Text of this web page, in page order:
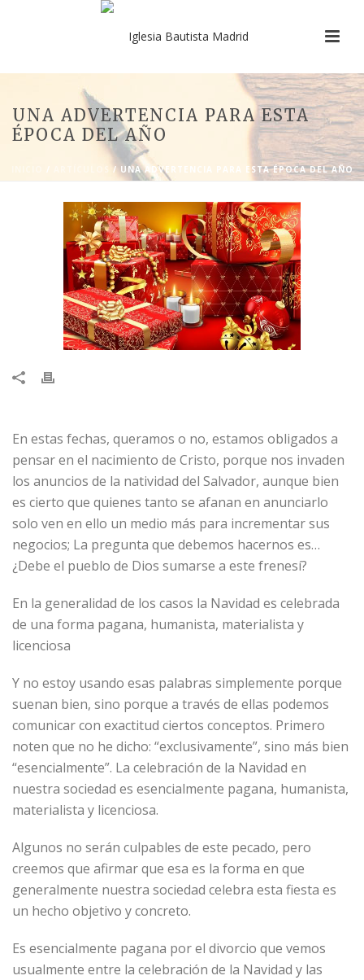
UNA ADVERTENCIA PARA ESTA
ÉPOCA DEL AÑO
/ / UNA ADVERTENCIA PARA ESTA ÉPOCA DEL AÑO
​En estas fechas, queramos o no, estamos obligados a
pensar en el nacimiento de Cristo, porque nos invaden
los anuncios de la natividad del Salvador, aunque bien
es cierto que quienes tanto se afanan en anunciarlo
solo ven en ello un medio más para incrementar sus
negocios; La pregunta que debemos hacernos es…
¿Debe el pueblo de Dios sumarse a este frenesí?
En la generalidad de los casos la Navidad es celebrada
de una forma pagana, humanista, materialista y
licenciosa
Y no estoy usando esas palabras simplemente porque
suenan bien, sino porque a través de ellas podemos
comunicar con exactitud ciertos conceptos. Primero
noten que no he dicho: “exclusivamente”, sino más bien
“esencialmente”. La celebración de la Navidad en
nuestra sociedad es esencialmente pagana, humanista,
materialista y licenciosa.
Algunos no serán culpables de este pecado, pero
creemos que afirmar que esa es la forma en que
generalmente nuestra sociedad celebra esta fiesta es
un hecho objetivo y concreto.
Es esencialmente pagana por el divorcio que vemos
usualmente entre la celebración de la Navidad y las